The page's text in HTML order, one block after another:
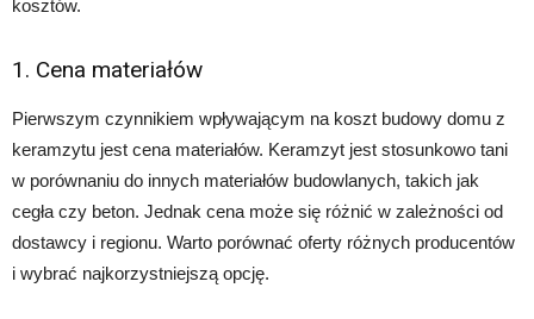
kosztów.
1. Cena materiałów
Pierwszym czynnikiem wpływającym na koszt budowy domu z
keramzytu jest cena materiałów. Keramzyt jest stosunkowo tani
w porównaniu do innych materiałów budowlanych, takich jak
cegła czy beton. Jednak cena może się różnić w zależności od
dostawcy i regionu. Warto porównać oferty różnych producentów
i wybrać najkorzystniejszą opcję.